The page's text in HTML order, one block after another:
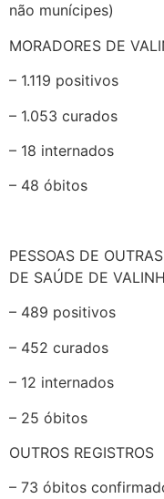
não munícipes)
MORADORES DE
– 1.119 positivos
– 1.053 curados
– 18 internados
– 48 óbitos
PESSOAS DE
DE SAÚDE DE
– 489 positivos
– 452 curados
– 12 internados
– 25 óbitos
OUTROS REGISTROS
– 73 óbitos